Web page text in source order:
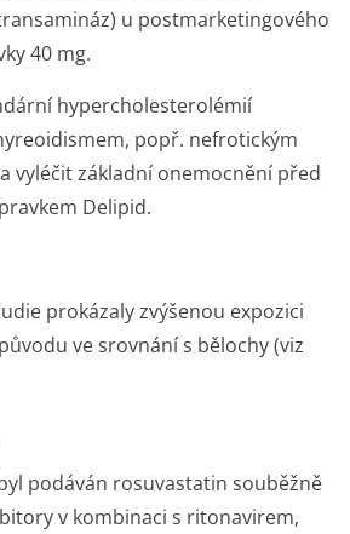
u postmarketin­gového
40 mg.
hypercholeste­rolémií
popř. nefrotickým
vyléčit základní onemocnění před
Delipid.
prokázaly zvýšenou expozici
ve srovnání s bělochy (viz
podáván rosuvastatin souběžně
v kombinaci s ritonavirem,